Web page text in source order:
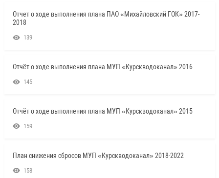
Отчет о ходе выполнения плана ПАО «Михайловский ГОК» 2017-
2018
139
Отчёт о ходе выполнения плана МУП «Курскводоканал» 2016
145
Отчёт о ходе выполнения плана МУП «Курскводоканал» 2015
159
План снижения сбросов МУП «Курскводоканал» 2018-2022
158